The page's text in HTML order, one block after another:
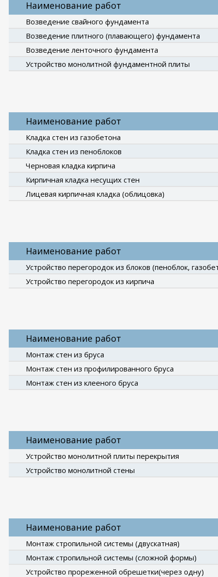
Наименование работ
Возведение свайного фундамента
Возведение плитного (плавающего) фундамента
Возведение ленточного фундамента
Устройство монолитной фундаментной плиты
Наименование работ
Кладка стен из газобетона
Кладка стен из пеноблоков
Черновая кладка кирпича
Кирпичная кладка несущих стен
Лицевая кирпичная кладка (облицовка)
Наименование работ
Устройство перегородок из блоков (пеноблок,
Устройство перегородок из кирпича
Наименование работ
Монтаж стен из бруса
Монтаж стен из профилированного бруса
Монтаж стен из клееного бруса
Наименование работ
Устройство монолитной плиты перекрытия
Устройство монолитной стены
Наименование работ
Монтаж стропильной системы (двускатная)
Монтаж стропильной системы (сложной формы)
Устройство прореженной обрешетки(через одну)